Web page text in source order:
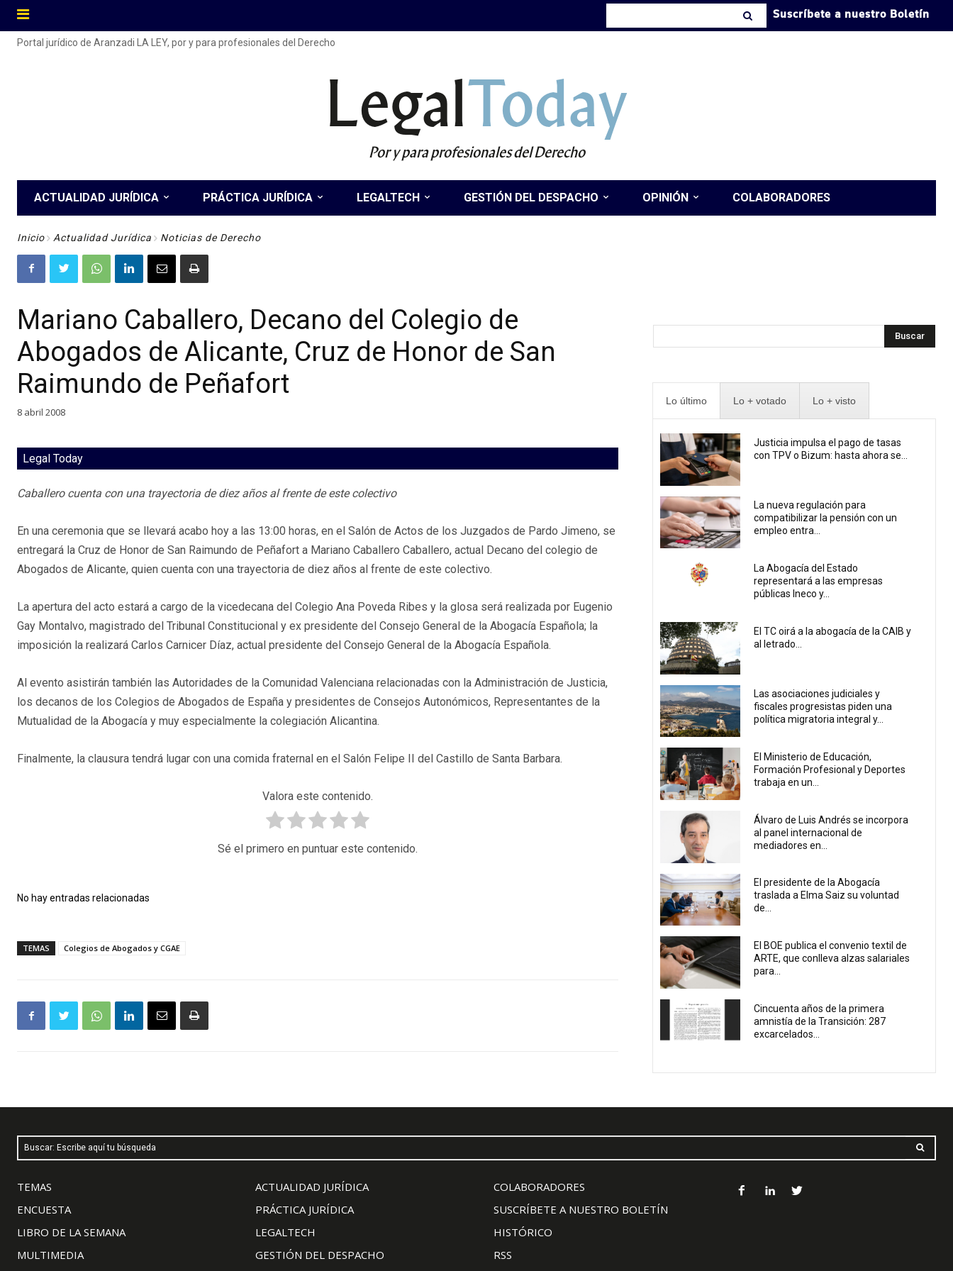
Suscríbete a nuestro Boletín
Portal jurídico de Aranzadi LA LEY, por y para profesionales del Derecho
LegalToday
Por y para profesionales del Derecho
ACTUALIDAD JURÍDICA PRÁCTICA JURÍDICA LEGALTECH GESTIÓN DEL DESPACHO OPINIÓN COLABORADORES
Inicio Actualidad Jurídica Noticias de Derecho
Mariano Caballero, Decano del Colegio de
Abogados de Alicante, Cruz de Honor de San
Raimundo de Peñafort
8 abril 2008
Legal Today
Caballero cuenta con una trayectoria de diez años al frente de este colectivo
En una ceremonia que se llevará acabo hoy a las 13:00 horas, en el Salón de Actos de los Juzgados de Pardo Jimeno, se
entregará la Cruz de Honor de San Raimundo de Peñafort a Mariano Caballero Caballero, actual Decano del colegio de
Abogados de Alicante, quien cuenta con una trayectoria de diez años al frente de este colectivo.
La apertura del acto estará a cargo de la vicedecana del Colegio Ana Poveda Ribes y la glosa será realizada por Eugenio
Gay Montalvo, magistrado del Tribunal Constitucional y ex presidente del Consejo General de la Abogacía Española; la
imposición la realizará Carlos Carnicer Díaz, actual presidente del Consejo General de la Abogacía Española.
Al evento asistirán también las Autoridades de la Comunidad Valenciana relacionadas con la Administración de Justicia,
los decanos de los Colegios de Abogados de España y presidentes de Consejos Autonómicos, Representantes de la
Mutualidad de la Abogacía y muy especialmente la colegiación Alicantina.
Finalmente, la clausura tendrá lugar con una comida fraternal en el Salón Felipe II del Castillo de Santa Barbara.
Valora este contenido.
Sé el primero en puntuar este contenido.
No hay entradas relacionadas
TEMAS Colegios de Abogados y CGAE
Buscar
Lo último Lo + votado Lo + visto
Justicia impulsa el pago de tasas
con TPV o Bizum: hasta ahora se...
La nueva regulación para
compatibilizar la pensión con un
empleo entra...
La Abogacía del Estado
representará a las empresas
públicas Ineco y...
El TC oirá a la abogacía de la CAIB y
al letrado...
Las asociaciones judiciales y
fiscales progresistas piden una
política migratoria integral y...
El Ministerio de Educación,
Formación Profesional y Deportes
trabaja en un...
Álvaro de Luis Andrés se incorpora
al panel internacional de
mediadores en...
El presidente de la Abogacía
traslada a Elma Saiz su voluntad
de...
El BOE publica el convenio textil de
ARTE, que conlleva alzas salariales
para...
Cincuenta años de la primera
amnistía de la Transición: 287
excarcelados...
Buscar: Escribe aquí tu búsqueda
TEMAS
ENCUESTA
LIBRO DE LA SEMANA
MULTIMEDIA
ACTUALIDAD JURÍDICA
PRÁCTICA JURÍDICA
LEGALTECH
GESTIÓN DEL DESPACHO
COLABORADORES
SUSCRÍBETE A NUESTRO BOLETÍN
HISTÓRICO
RSS